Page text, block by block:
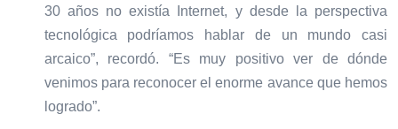
30 años no existía Internet, y desde la perspectiva
tecnológica podríamos hablar de un mundo casi
arcaico”, recordó. “Es muy positivo ver de dónde
venimos para reconocer el enorme avance que hemos
logrado”.